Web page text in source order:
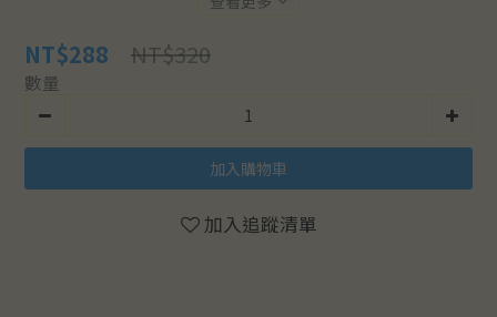
NT$288 NT$320
數量
加入購物車
加入追蹤清單